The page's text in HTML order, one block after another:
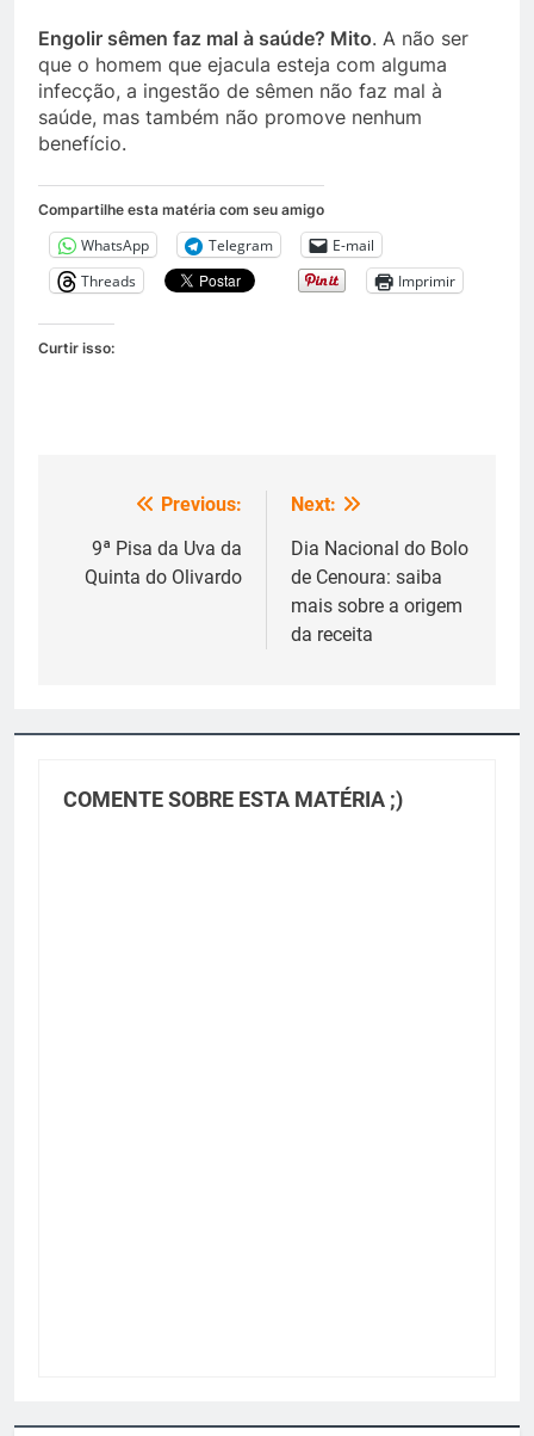
Engolir sêmen faz mal à saúde? Mito. A não ser
que o homem que ejacula esteja com alguma
infecção, a ingestão de sêmen não faz mal à
saúde, mas também não promove nenhum
benefício.
Compartilhe esta matéria com seu amigo
WhatsApp Telegram
E-mail
Threads
Imprimir
Curtir isso:
Navegação
de
Post
Previous:
9ª Pisa da Uva da
Quinta do Olivardo
Next:
Dia Nacional do Bolo
de Cenoura: saiba
mais sobre a origem
da receita
COMENTE SOBRE ESTA MATÉRIA ;)